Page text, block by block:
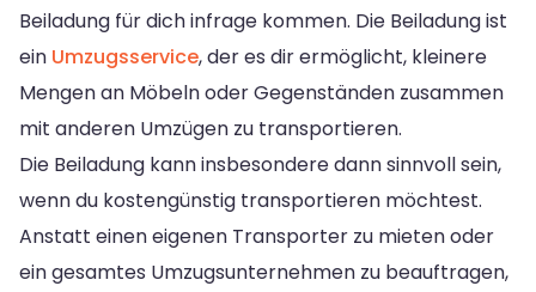
Beiladung für dich infrage kommen. Die Beiladung ist
ein Umzugsservice, der es dir ermöglicht, kleinere
Mengen an Möbeln oder Gegenständen zusammen
mit anderen Umzügen zu transportieren.
Die Beiladung kann insbesondere dann sinnvoll sein,
wenn du kostengünstig transportieren möchtest.
Anstatt einen eigenen Transporter zu mieten oder
ein gesamtes Umzugsunternehmen zu beauftragen,